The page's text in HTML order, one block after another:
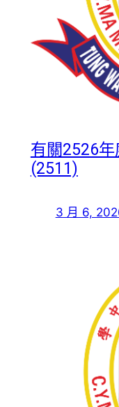
有關2526
(2511)
3 月 6,